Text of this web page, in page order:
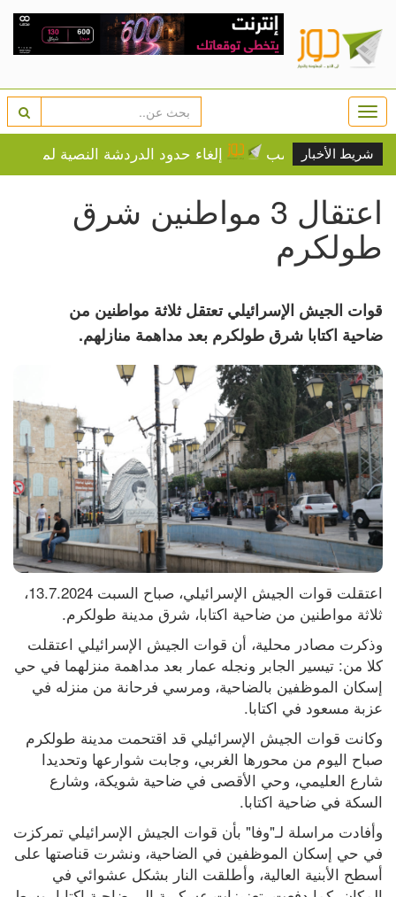
شريط الأخبار
عنفٍ وغضب إلغاء حدود الدردشة النصية لمستخدمي "Chat-GPT" المجاني
اعتقال 3 مواطنين شرق
طولكرم
قوات الجيش الإسرائيلي تعتقل ثلاثة مواطنين من
ضاحية اكتابا شرق طولكرم بعد مداهمة منازلهم.
ثلاثة مواطنين من ضاحية اكتابا، شرق مدينة طولكرم.
عزبة مسعود في اكتابا.
السكة في ضاحية اكتابا.